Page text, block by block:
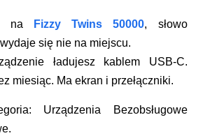
na Fizzy Twins 50000, słowo
się nie na miejscu.
ładujesz kablem USB-C.
miesiąc. Ma ekran i przełączniki.
Urządzenia Bezobsługowe
.